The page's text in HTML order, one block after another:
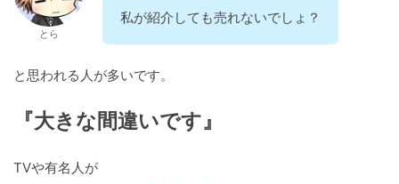
とら
私が紹介しても売れないでしょ？
と思われる人が多いです。
『大きな間違いです』
TVや有名人が